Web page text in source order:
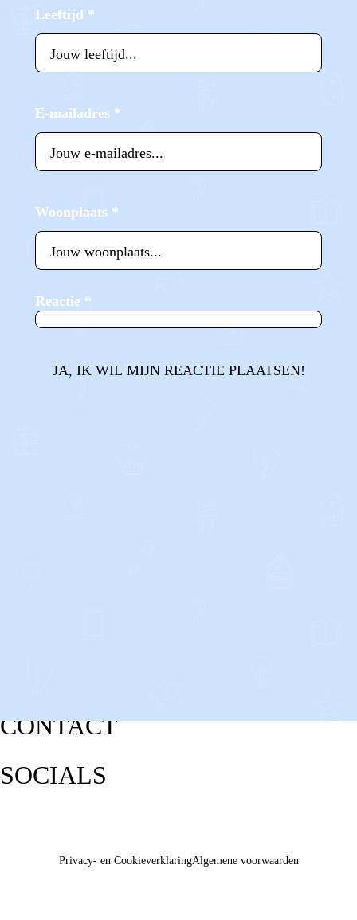
Leeftijd *
E-mailadres *
Woonplaats *
Reactie *
JA, IK WIL MIJN REACTIE PLAATSEN!
CONTACT
SOCIALS
Privacy- en CookieverklaringAlgemene voorwaarden